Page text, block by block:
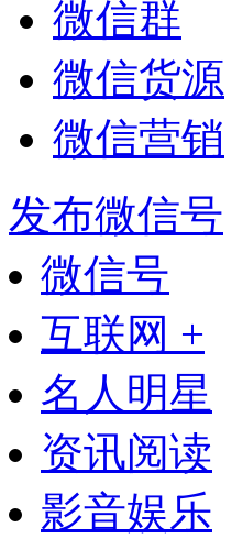
微信群
微信货源
微信营销
发布微信号
微信号
互联网 +
名人明星
资讯阅读
影音娱乐